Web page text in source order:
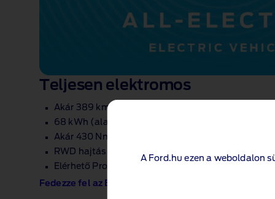
A Ford.hu ezen a weboldalon
Teljesen elektromos
Akár 389 km‑es hatótávolság
68 kWh (alap hatótávú) vagy 89 kWh (bővített
Akár 430 Nm nyomaték
RWD hajtáslánc
Elérhető Pro Power Onboard 2,3 kW‑os
Fedezze fel az E‑Transit Vant!